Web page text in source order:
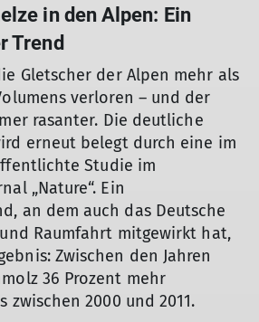
in den Alpen: Ein
Trend
Gletscher der Alpen mehr als
verloren – und der
rasanter. Die deutliche
erneut belegt durch eine im
Studie im
„Nature“. Ein
an dem auch das Deutsche
Raumfahrt mitgewirkt hat,
Zwischen den Jahren
36 Prozent mehr
zwischen 2000 und 2011.
ÖAV/Bernd Noggler